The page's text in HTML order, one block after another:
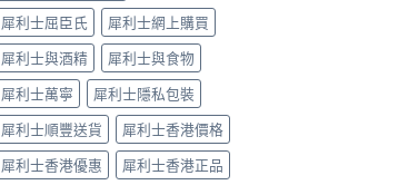
犀利士屈臣氏
犀利士網上購買
犀利士與酒精
犀利士與食物
犀利士萬寧
犀利士隱私包裝
犀利士順豐送貨
犀利士香港價格
犀利士香港優惠
犀利士香港正品